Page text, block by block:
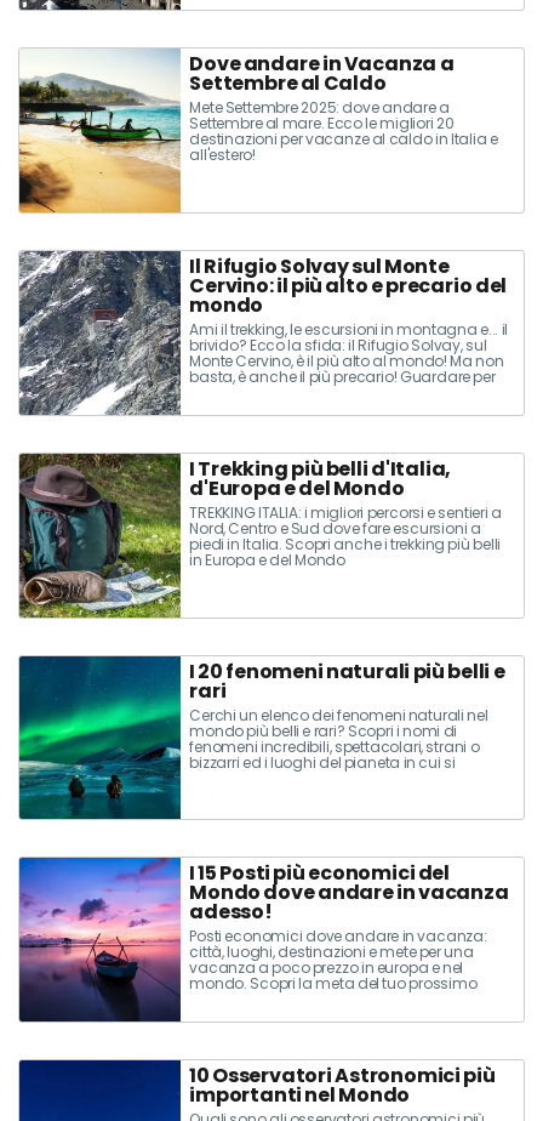
Dove andare in Vacanza a
Settembre al Caldo
Mete Settembre 2025: dove andare a
Settembre al mare. Ecco le migliori 20
destinazioni per vacanze al caldo in Italia e
all'estero!
Il Rifugio Solvay sul Monte
Cervino: il più alto e precario del
mondo
Ami il trekking, le escursioni in montagna e... il
brivido? Ecco la sfida: il Rifugio Solvay, sul
Monte Cervino, è il più alto al mondo! Ma non
basta, è anche il più precario! Guardare per
credere, ma... occhio a non sporgerti troppo!
I Trekking più belli d'Italia,
d'Europa e del Mondo
TREKKING ITALIA: i migliori percorsi e sentieri a
Nord, Centro e Sud dove fare escursioni a
piedi in Italia. Scopri anche i trekking più belli
in Europa e del Mondo
I 20 fenomeni naturali più belli e
rari
Cerchi un elenco dei fenomeni naturali nel
mondo più belli e rari? Scopri i nomi di
fenomeni incredibili, spettacolari, strani o
bizzarri ed i luoghi del pianeta in cui si
I 15 Posti più economici del
Mondo dove andare in vacanza
adesso!
Posti economici dove andare in vacanza:
città, luoghi, destinazioni e mete per una
vacanza a poco prezzo in europa e nel
mondo. Scopri la meta del tuo prossimo
viaggio low cost!
10 Osservatori Astronomici più
importanti nel Mondo